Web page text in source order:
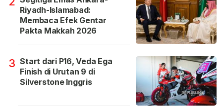
Riyadh-Islamabad:
Membaca Efek Gentar
Pakta Makkah 2026
3 Start dari P16, Veda Ega
Finish di Urutan 9 di
Silverstone Inggris